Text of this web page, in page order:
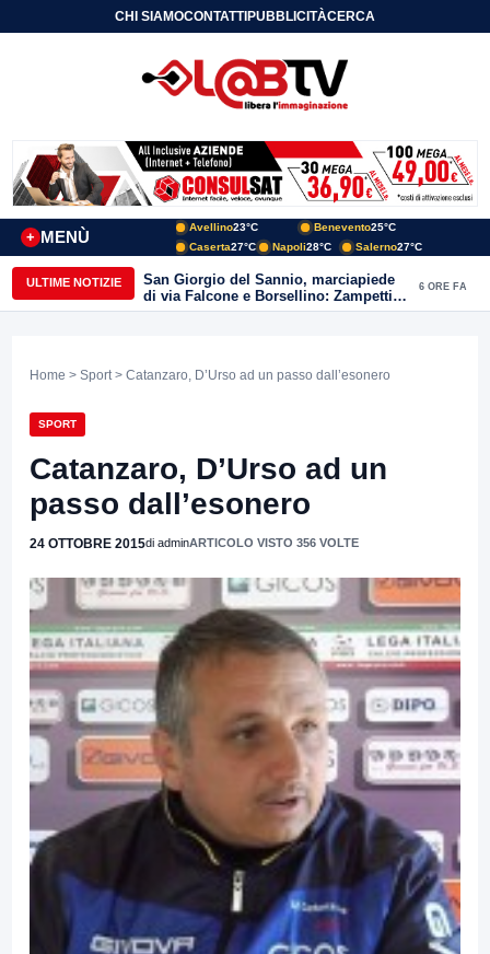
CHI SIAMOCONTATTIPUBBLICITÀCERCA
MENÙ
+
Avellino23°C Benevento25°C
Caserta27°C Napoli28°C Salerno27°C
ULTIME NOTIZIE
San Giorgio del Sannio, marciapiede
di via Falcone e Borsellino: Zampetti e
Lombardi replicano alle polemiche
6 ORE FA
Home > Sport > Catanzaro, D’Urso ad un passo dall’esonero
SPORT
Catanzaro, D’Urso ad un
passo dall’esonero
24 OTTOBRE 2015di adminARTICOLO VISTO 356 VOLTE